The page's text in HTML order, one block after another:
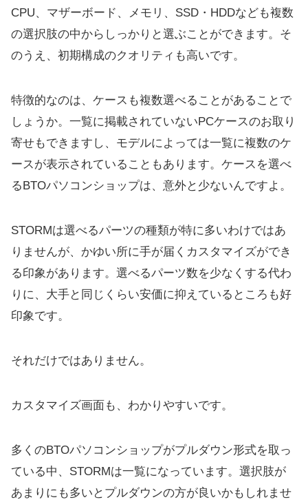
CPU、マザーボード、メモリ、SSD・HDDなども複数
の選択肢の中からしっかりと選ぶことができます。そ
のうえ、初期構成のクオリティも高いです。
特徴的なのは、ケースも複数選べることがあることで
しょうか。一覧に掲載されていないPCケースのお取り
寄せもできますし、モデルによっては一覧に複数のケ
ースが表示されていることもあります。ケースを選べ
るBTOパソコンショップは、意外と少ないんですよ。
STORMは選べるパーツの種類が特に多いわけではあ
りませんが、かゆい所に手が届くカスタマイズができ
る印象があります。選べるパーツ数を少なくする代わ
りに、大手と同じくらい安価に抑えているところも好
印象です。
それだけではありません。
カスタマイズ画面も、わかりやすいです。
多くのBTOパソコンショップがプルダウン形式を取っ
ている中、STORMは一覧になっています。選択肢が
あまりにも多いとプルダウンの方が良いかもしれませ